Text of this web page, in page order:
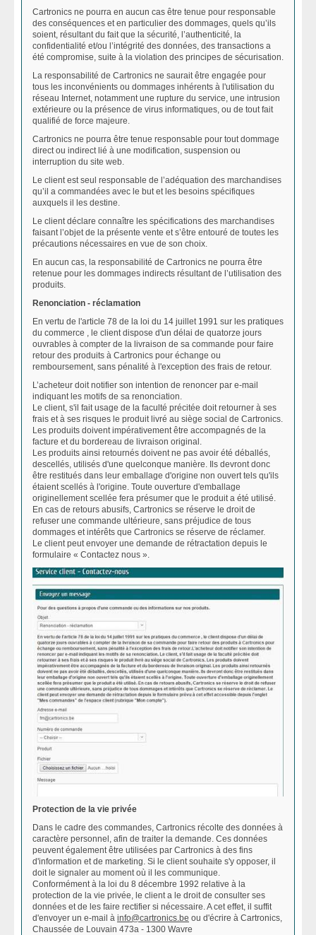
Cartronics ne pourra en aucun cas être tenue pour responsable
des conséquences et en particulier des dommages, quels qu’ils
soient, résultant du fait que la sécurité, l’authenticité, la
confidentialité et/ou l’intégrité des données, des transactions a
été compromise, suite à la violation des principes de sécurisation.
La responsabilité de Cartronics ne saurait être engagée pour
tous les inconvénients ou dommages inhérents à l'utilisation du
réseau Internet, notamment une rupture du service, une intrusion
extérieure ou la présence de virus informatiques, ou de tout fait
qualifié de force majeure.
Cartronics ne pourra être tenue responsable pour tout dommage
direct ou indirect lié à une modification, suspension ou
interruption du site web.
Le client est seul responsable de l’adéquation des marchandises
qu’il a commandées avec le but et les besoins spécifiques
auxquels il les destine.
Le client déclare connaître les spécifications des marchandises
faisant l’objet de la présente vente et s’être entouré de toutes les
précautions nécessaires en vue de son choix.
En aucun cas, la responsabilité de Cartronics ne pourra être
retenue pour les dommages indirects résultant de l’utilisation des
produits.
Renonciation - réclamation
En vertu de l'article 78 de la loi du 14 juillet 1991 sur les pratiques
du commerce , le client dispose d'un délai de quatorze jours
ouvrables à compter de la livraison de sa commande pour faire
retour des produits à Cartronics pour échange ou
remboursement, sans pénalité à l'exception des frais de retour.
L’acheteur doit notifier son intention de renoncer par e-mail
indiquant les motifs de sa renonciation.
Le client, s'il fait usage de la faculté précitée doit retourner à ses
frais et à ses risques le produit livré au siège social de Cartronics.
Les produits doivent impérativement être accompagnés de la
facture et du bordereau de livraison original.
Les produits ainsi retournés doivent ne pas avoir été déballés,
descellés, utilisés d'une quelconque manière. Ils devront donc
être restitués dans leur emballage d'origine non ouvert tels qu'ils
étaient scellés à l'origine. Toute ouverture d'emballage
originellement scellée fera présumer que le produit a été utilisé.
En cas de retours abusifs, Cartronics se réserve le droit de
refuser une commande ultérieure, sans préjudice de tous
dommages et intérêts que Cartronics se réserve de réclamer.
Le client peut envoyer une demande de rétractation depuis le
formulaire « Contactez nous ».
Protection de la vie privée
Dans le cadre des commandes, Cartronics récolte des données à
caractère personnel, afin de traiter la demande. Ces données
peuvent également être utilisées par Cartronics à des fins
d'information et de marketing. Si le client souhaite s'y opposer, il
doit le signaler au moment où il les communique.
Conformément à la loi du 8 décembre 1992 relative à la
protection de la vie privée, le client a le droit de consulter ses
données et de les faire rectifier si nécessaire. A cet effet, il suffit
d'envoyer un e-mail à info@cartronics.be ou d'écrire à Cartronics,
Chaussée de Louvain 473a - 1300 Wavre